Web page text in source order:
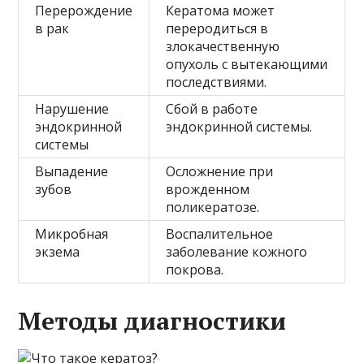
Перерождение
в рак
Кератома может
переродиться в
злокачественную
опухоль с вытекающими
последствиями.
Нарушение
эндокринной
системы
Сбой в работе
эндокринной системы.
Выпадение
зубов
Осложнение при
врожденном
поликератозе.
Микробная
экзема
Воспалительное
заболевание кожного
покрова.
Методы диагностики